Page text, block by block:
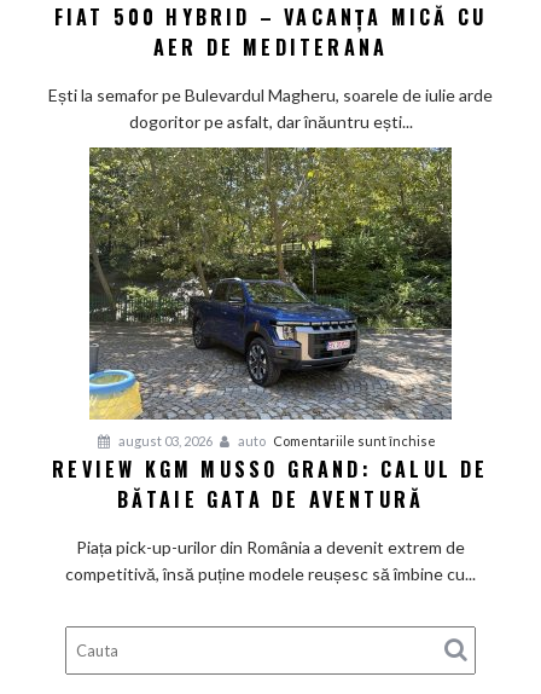
Fiat
–
mică
cu
aer
de
Mediterana
FIAT 500 HYBRID – VACANȚA MICĂ CU
AER DE MEDITERANA
Ești la semafor pe Bulevardul Magheru, soarele de iulie arde
dogoritor pe asfalt, dar înăuntru ești...
august 03, 2026 auto Comentariile sunt închise
Review
Grand:
Calul
bătaie
gata
de
REVIEW KGM MUSSO GRAND: CALUL DE
BĂTAIE GATA DE AVENTURĂ
Piața pick-up-urilor din România a devenit extrem de
competitivă, însă puține modele reușesc să îmbine cu...